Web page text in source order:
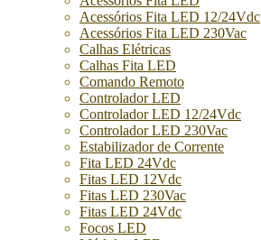
Acessórios Fita LED 12/24Vdc
Acessórios Fita LED 230Vac
Calhas Elétricas
Calhas Fita LED
Comando Remoto
Controlador LED
Controlador LED 12/24Vdc
Controlador LED 230Vac
Estabilizador de Corrente
Fita LED 24Vdc
Fitas LED 12Vdc
Fitas LED 230Vac
Fitas LED 24Vdc
Focos LED